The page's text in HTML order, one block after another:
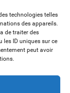
technologies telles
des appareils.
de traiter des
les ID uniques sur ce
peut avoir